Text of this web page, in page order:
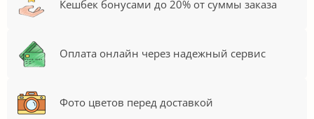
Кешбек бонусами до 20% от суммы заказа
Оплата онлайн через надежный сервис
Фото цветов перед доставкой